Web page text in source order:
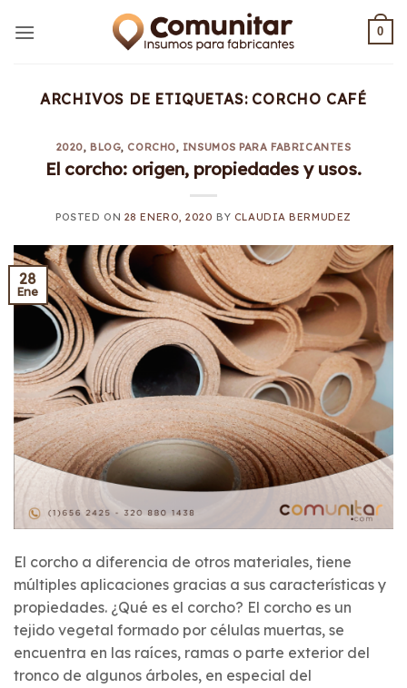
0
ARCHIVOS DE ETIQUETAS: CORCHO CAFÉ
2020, BLOG, CORCHO, INSUMOS PARA FABRICANTES
El corcho: origen, propiedades y usos.
POSTED ON 28 ENERO, 2020 BY CLAUDIA BERMUDEZ
28
Ene
El corcho a diferencia de otros materiales, tiene
múltiples aplicaciones gracias a sus características y
propiedades. ¿Qué es el corcho? El corcho es un
tejido vegetal formado por células muertas, se
encuentra en las raíces, ramas o parte exterior del
tronco de algunos árboles, en especial del